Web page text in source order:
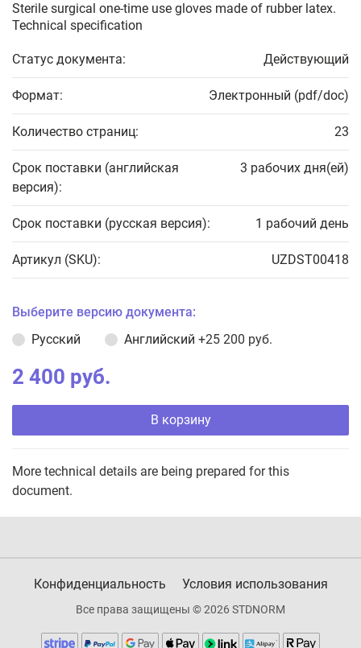
Sterile surgical one-time use gloves made of rubber latex.
Technical specification
Статус документа: Действующий
Формат: Электронный (pdf/doc)
Количество страниц: 23
Срок поставки (английская
версия):
3 рабочих дня(ей)
Срок поставки (русская версия): 1 рабочий день
Артикул (SKU): UZDST00418
Выберите версию документа:
Русский
Английский +25 200 руб.
2 400 руб.
В корзину
More technical details are being prepared for this
document.
Конфиденциальность Условия использования
Все права защищены © 2026 STDNORM